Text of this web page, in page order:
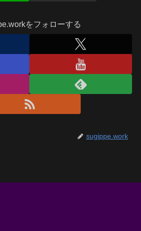
をフォローする
sugippe.work